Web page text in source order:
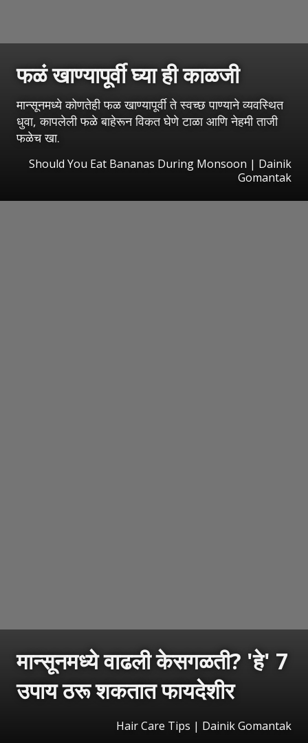
फळं खाण्यापूर्वी घ्या ही काळजी
मान्सूनमध्ये कोणतेही फळ खाण्यापूर्वी ते स्वच्छ पाण्याने व्यवस्थित
धुवा, कापलेली फळे बाहेरून विकत घेणे टाळा आणि नेहमी ताजी
फळेच खा.
Should You Eat Bananas During Monsoon | Dainik
Gomantak
मान्सूनमध्ये वाढली केसगळती? 'हे' 7
उपाय ठरू शकतात फायदेशीर
Hair Care Tips | Dainik Gomantak